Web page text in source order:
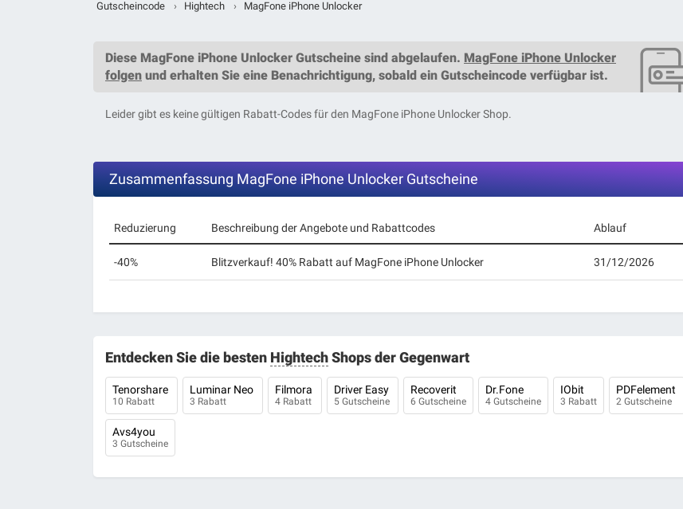
Gutscheincode › Hightech › MagFone iPhone Unlocker
Diese MagFone iPhone Unlocker Gutscheine sind abgelaufen. MagFone iPhone Unlocker
folgen und erhalten Sie eine Benachrichtigung, sobald ein Gutscheincode verfügbar ist.
Leider gibt es keine gültigen Rabatt-Codes für den MagFone iPhone Unlocker Shop.
Zusammenfassung MagFone iPhone Unlocker Gutscheine
Reduzierung Beschreibung der Angebote und Rabattcodes Ablauf
-40% Blitzverkauf! 40% Rabatt auf MagFone iPhone Unlocker 31/12/2026
Entdecken Sie die besten HightechShops der Gegenwart
Tenorshare
10 Rabatt
Luminar Neo
3 Rabatt
Filmora
4 Rabatt
Driver Easy
5 Gutscheine
Recoverit
6 Gutscheine
Dr.Fone
4 Gutscheine
IObit
3 Rabatt
PDFelement
2 Gutscheine
Avs4you
3 Gutscheine